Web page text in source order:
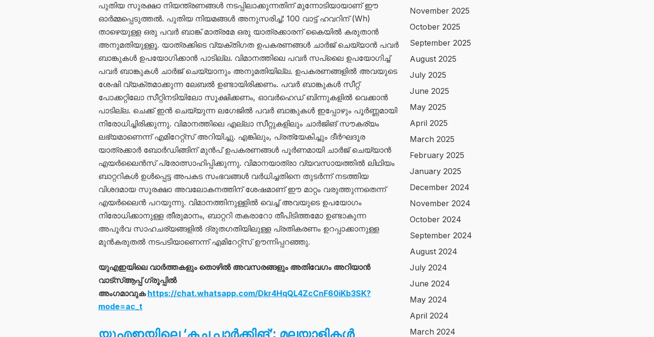
പുതിയ സുരക്ഷാ നിയന്ത്രണങ്ങൾ നടപ്പിലാക്കുന്നതിന് മുന്നോടിയായാണ് ഈ
ഓർമ്മപ്പെടുത്തൽ. പുതിയ നിയമങ്ങൾ അനുസരിച്ച്: 100 വാട്ട് ഹവറിന് (Wh)
താഴെയുള്ള ഒരു പവർ ബാങ്ക് മാത്രമേ ഒരു യാത്രക്കാരന് കൈയിൽ കരുതാൻ
അനുമതിയുള്ളൂ. യാത്രക്കിടെ വ്യക്തിഗത ഉപകരണങ്ങൾ ചാർജ് ചെയ്യാൻ പവർ
ബാങ്കുകൾ ഉപയോഗിക്കാൻ പാടില്ല. വിമാനത്തിലെ പവർ സപ്ലൈ ഉപയോഗിച്ച്
പവർ ബാങ്കുകൾ ചാർജ് ചെയ്യാനും അനുമതിയില്ല. ഉപകരണങ്ങളിൽ അവയുടെ
ശേഷി വ്യക്തമാക്കുന്ന ലേബൽ ഉണ്ടായിരിക്കണം. പവർ ബാങ്കുകൾ സീറ്റ്
പോക്കറ്റിലോ സീറ്റിനടിയിലോ സൂക്ഷിക്കണം, ഓവർഹെഡ് ബിന്നുകളിൽ വെക്കാൻ
പാടില്ല. ചെക്ക് ഇൻ ചെയ്യുന്ന ലഗേജിൽ പവർ ബാങ്കുകൾ ഇപ്പോഴും പൂർണ്ണമായി
നിരോധിച്ചിരിക്കുന്നു. വിമാനത്തിലെ എല്ലാ സീറ്റുകളിലും ചാർജിങ് സൗകര്യം
ലഭ്യമാണെന്ന് എമിറേറ്റ്സ് അറിയിച്ചു. എങ്കിലും, പ്രത്യേകിച്ചും ദീർഘദൂര
യാത്രക്കാർ ബോര്‍ഡിങ്ങിന് മുന്‍പ് ഉപകരണങ്ങൾ പൂർണമായി ചാർജ് ചെയ്യാൻ
എയർലൈൻസ് പ്രോത്സാഹിപ്പിക്കുന്നു. വിമാനയാത്രാ വ്യവസായത്തിൽ ലിഥിയം
ബാറ്ററികൾ ഉൾപ്പെട്ട അപകട സംഭവങ്ങൾ വർധിച്ചതിനെ തുടർന്ന് നടത്തിയ
വിശദമായ സുരക്ഷാ അവലോകനത്തിന് ശേഷമാണ് ഈ മാറ്റം വരുത്തുന്നതെന്ന്
എയർലൈൻ പറയുന്നു. വിമാനത്തിനുള്ളിൽ വെച്ച് അവയുടെ ഉപയോഗം
നിരോധിക്കാനുള്ള തീരുമാനം, ബാറ്ററി തകരാറോ തീപിടിത്തമോ ഉണ്ടാകുന്ന
അപൂർവ സാഹചര്യങ്ങളിൽ ദ്രുതഗതിയിലുള്ള പ്രതികരണം ഉറപ്പാക്കാനുള്ള
മുൻകരുതൽ നടപടിയാണെന്ന് എമിറേറ്റ്സ് ഊന്നിപ്പറഞ്ഞു.
യുഎഇയിലെ വാർത്തകളും തൊഴിൽ അവസരങ്ങളും അതിവേഗം അറിയാൻ
വാട്സ്ആപ്പ് ഗ്രൂപ്പിൽ
അംഗമാവുക https://chat.whatsapp.com/Dkr4HqQL4ZcCnF60iKb3SK?
mode=ac_t
യുഎഇയിലെ ‘കച്ച പാര്‍ക്കിങ്’: മലയാളികൾ
November 2025
October 2025
September 2025
August 2025
July 2025
June 2025
May 2025
April 2025
March 2025
February 2025
January 2025
December 2024
November 2024
October 2024
September 2024
August 2024
July 2024
June 2024
May 2024
April 2024
March 2024